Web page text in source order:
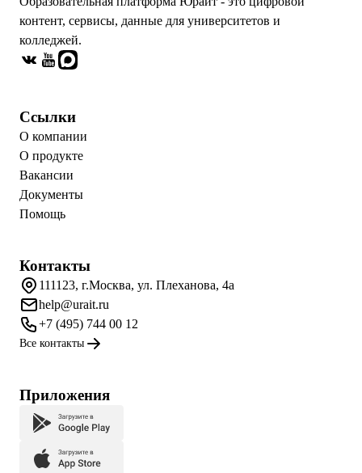
контент, сервисы, данные для университетов и
колледжей.
Ссылки
О компании
О продукте
Вакансии
Документы
Помощь
Контакты
111123, г.Москва, ул. Плеханова, 4а
help@urait.ru
+7 (495) 744 00 12
Все контакты
Приложения